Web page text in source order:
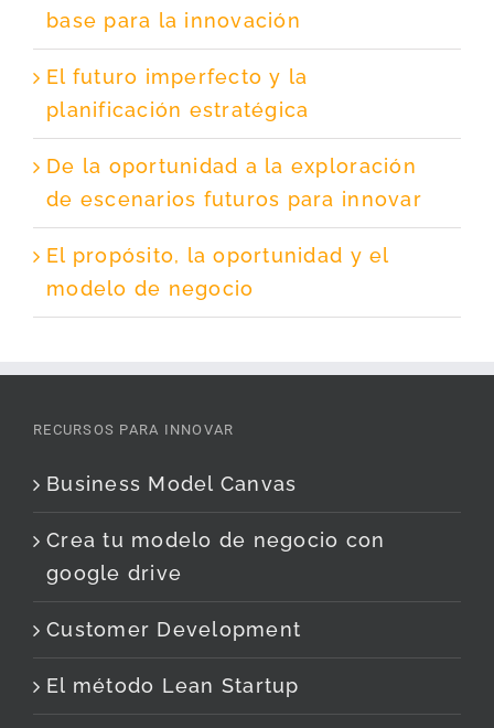
base para la innovación
El futuro imperfecto y la
planificación estratégica
De la oportunidad a la exploración
de escenarios futuros para innovar
El propósito, la oportunidad y el
modelo de negocio
RECURSOS PARA INNOVAR
Business Model Canvas
Crea tu modelo de negocio con
google drive
Customer Development
El método Lean Startup